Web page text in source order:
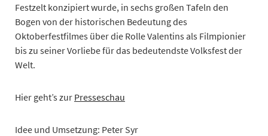
Festzelt konzipiert wurde, in sechs großen Tafeln den
Bogen von der historischen Bedeutung des
Oktoberfestfilmes über die Rolle Valentins als Filmpionier
bis zu seiner Vorliebe für das bedeutendste Volksfest der
Welt.
Hier geht’s zur Presseschau
Idee und Umsetzung: Peter Syr